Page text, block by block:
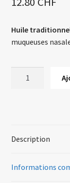
Huile
muqueuses
Description
Informations